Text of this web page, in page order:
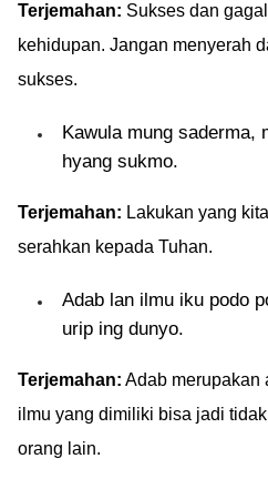
Terjemahan: Sukses dan
kehidupan. Jangan menyerah
sukses.
Kawula mung saderma,
hyang sukmo.
Terjemahan: Lakukan yang
serahkan kepada Tuhan.
Adab lan ilmu iku podo
urip ing dunyo.
Terjemahan: Adab merupakan
ilmu yang dimiliki bisa jadi
orang lain.